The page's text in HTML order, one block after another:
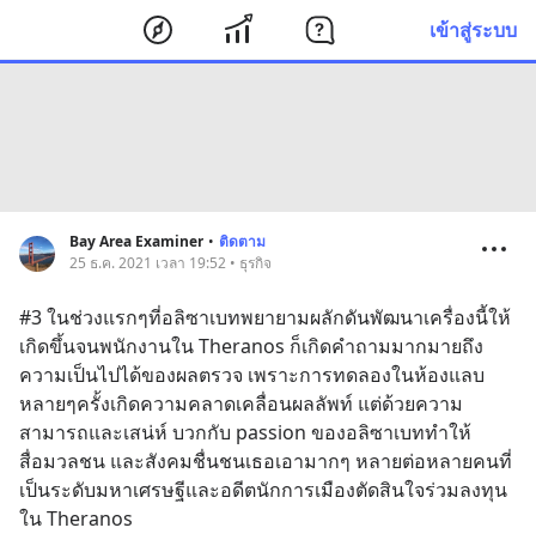
เข้าสู่ระบบ
Bay Area Examiner • ติดตาม
25 ธ.ค. 2021 เวลา 19:52 • ธุรกิจ
#3 ในช่วงแรกๆที่อลิซาเบทพยายามผลักดันพัฒนาเครื่องนี้ให้
เกิดขึ้นจนพนักงานใน Theranos ก็เกิดคำถามมากมายถึง
ความเป็นไปได้ของผลตรวจ เพราะการทดลองในห้องแลบ
หลายๆครั้งเกิดความคลาดเคลื่อนผลลัพท์ แต่ด้วยความ
สามารถและเสน่ห์ บวกกับ passion ของอลิซาเบททำให้
สื่อมวลชน และสังคมชื่นชนเธอเอามากๆ หลายต่อหลายคนที่
เป็นระดับมหาเศรษฐีและอดีตนักการเมืองตัดสินใจร่วมลงทุน
ใน Theranos